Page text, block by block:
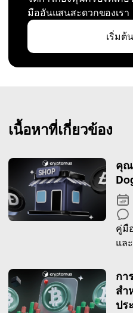
มืออันแสนสะดวกของเรา
เริ่มต้
เนื้อหาที่เกี่ยวข้อง
คุณ
คู่มื
แล
ต่า
กา
สำ
ปร